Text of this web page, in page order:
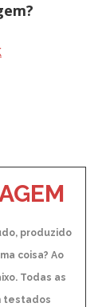
produzido
coisa? Ao
Todas as
testados